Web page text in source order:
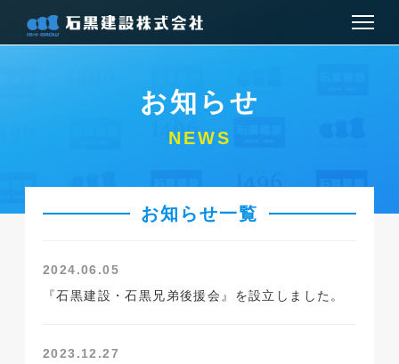
土木事業
お問い合わせ
お知らせ
NEWS
お知らせ一覧
2024.06.05
『石黒建設・石黒兄弟後援会』を設立しました。
2023.12.27